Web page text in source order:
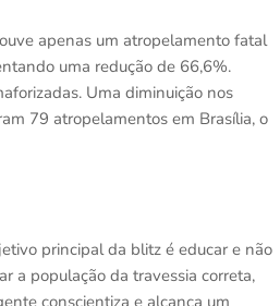
apenas um atropelamento fatal
uma redução de 66,6%.
Uma diminuição nos
79 atropelamentos em Brasília, o
principal da blitz é educar e não
a população da travessia correta,
conscientiza e alcança um